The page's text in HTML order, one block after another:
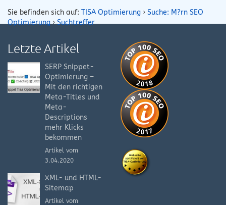
Sie befinden sich auf: TISA Optimierung › Suche: M?rn SEO
Optimierung›Suchtreffer
Letzte Artikel
SERP Snippet-
Optimierung –
Mit den richtigen
Meta-Titles und
Meta-
Descriptions
mehr Klicks
bekommen
Artikel vom
3.04.2020
XML- und HTML-
Sitemap
Artikel vom